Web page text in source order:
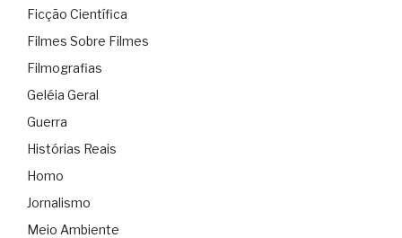
Ficção Científica
Filmes Sobre Filmes
Filmografias
Geléia Geral
Guerra
Histórias Reais
Homo
Jornalismo
Meio Ambiente